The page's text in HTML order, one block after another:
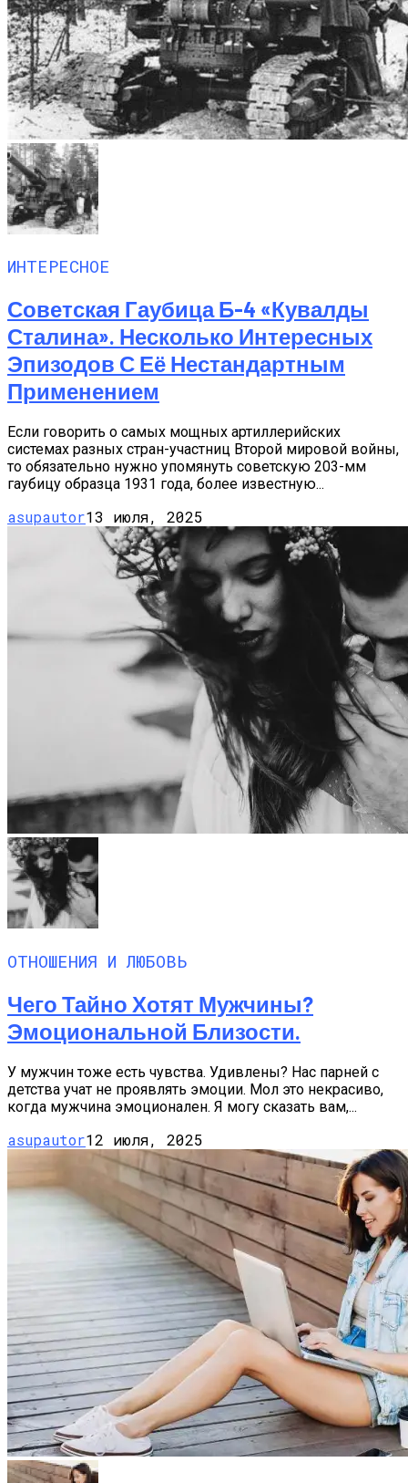
ИНТЕРЕСНОЕ
Советская Гаубица Б-4 «Кувалды
Сталина». Несколько Интересных
Эпизодов С Её Нестандартным
Применением
Если говорить о самых мощных артиллерийских
системах разных стран-участниц Второй мировой войны,
то обязательно нужно упомянуть советскую 203-мм
гаубицу образца 1931 года, более известную...
asupautor13 июля, 2025
ОТНОШЕНИЯ И ЛЮБОВЬ
Чего Тайно Хотят Мужчины?
Эмоциональной Близости.
У мужчин тоже есть чувства. Удивлены? Нас парней с
детства учат не проявлять эмоции. Мол это некрасиво,
когда мужчина эмоционален. Я могу сказать вам,...
asupautor12 июля, 2025